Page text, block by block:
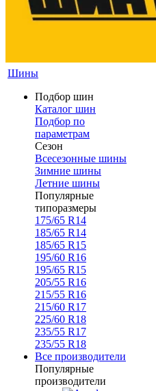
Шины
Подбор шин
Каталог шин
Подбор по
параметрам
Сезон
Всесезонные шины
Зимние шины
Летние шины
Популярные
типоразмеры
175/65 R14
185/65 R14
185/65 R15
195/60 R16
195/65 R15
205/55 R16
215/55 R16
215/60 R17
225/60 R18
235/55 R17
235/55 R18
Все производители
Популярные
производители